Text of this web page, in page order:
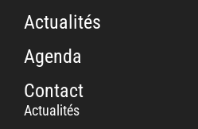
Actualités
Agenda
Contact
Actualités